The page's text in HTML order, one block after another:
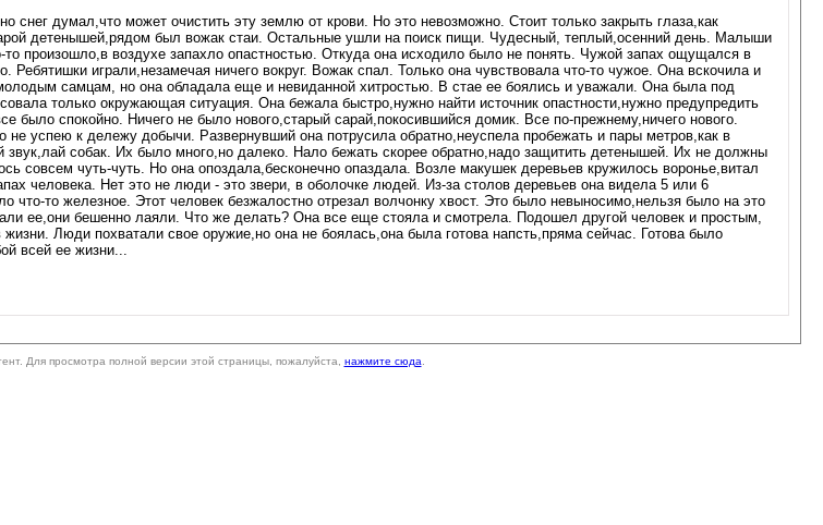
думал,что может очистить эту землю от крови. Но это невозможно. Стоит только закрыть глаза,как
детенышей,рядом был вожак стаи. Остальные ушли на поиск пищи. Чудесный, теплый,осенний день. Малыши
произошло,в воздухе запахло опастностью. Откуда она исходило было не понять. Чужой запах ощущался в
играли,незамечая ничего вокруг. Вожак спал. Только она чувствовала что-то чужое. Она вскочила и
самцам, но она обладала еще и невиданной хитростью. В стае ее боялись и уважали. Она была под
только окружающая ситуация. Она бежала быстро,нужно найти источник опастности,нужно предупредить
спокойно. Ничего не было нового,старый сарай,покосившийся домик. Все по-прежнему,ничего нового.
успею к дележу добычи. Развернувший она потрусила обратно,неуспела пробежать и пары метров,как в
собак. Их было много,но далеко. Нало бежать скорее обратно,надо защитить детенышей. Их не должны
чуть-чуть. Но она опоздала,бесконечно опаздала. Возле макушек деревьев кружилось воронье,витал
человека. Нет это не люди - это звери, в оболочке людей. Из-за столов деревьев она видела 5 или 6
то железное. Этот человек безжалостно отрезал волчонку хвост. Это было невыносимо,нельзя было на это
ее,они бешенно лаяли. Что же делать? Она все еще стояла и смотрела. Подошел другой человек и простым,
Люди похватали свое оружие,но она не боялась,она была готова напсть,пряма сейчас. Готова было
всей ее жизни...
Для просмотра полной версии этой страницы, пожалуйста, нажмите сюда